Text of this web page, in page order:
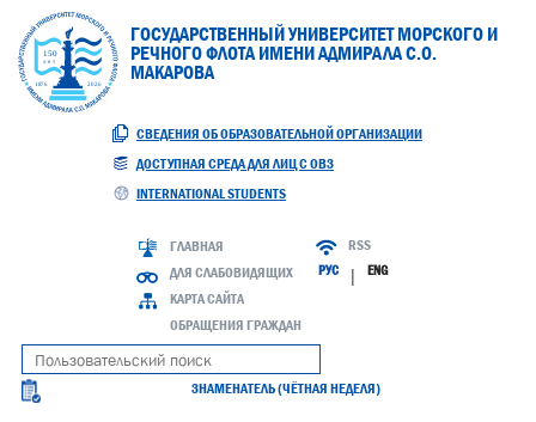
ГОСУДАРСТВЕННЫЙ УНИВЕРСИТЕТ МОРСКОГО И
РЕЧНОГО ФЛОТА ИМЕНИ АДМИРАЛА С.О.
МАКАРОВА
СВЕДЕНИЯ ОБ ОБРАЗОВАТЕЛЬНОЙ ОРГАНИЗАЦИИ
ДОСТУПНАЯ СРЕДА ДЛЯ ЛИЦ С ОВЗ
INTERNATIONAL STUDENTS
ГЛАВНАЯ
ДЛЯ СЛАБОВИДЯЩИХ
КАРТА САЙТА
ОБРАЩЕНИЯ ГРАЖДАН
RSS
РУС | ENG
ЗНАМЕНАТЕЛЬ (ЧЁТНАЯ НЕДЕЛЯ)